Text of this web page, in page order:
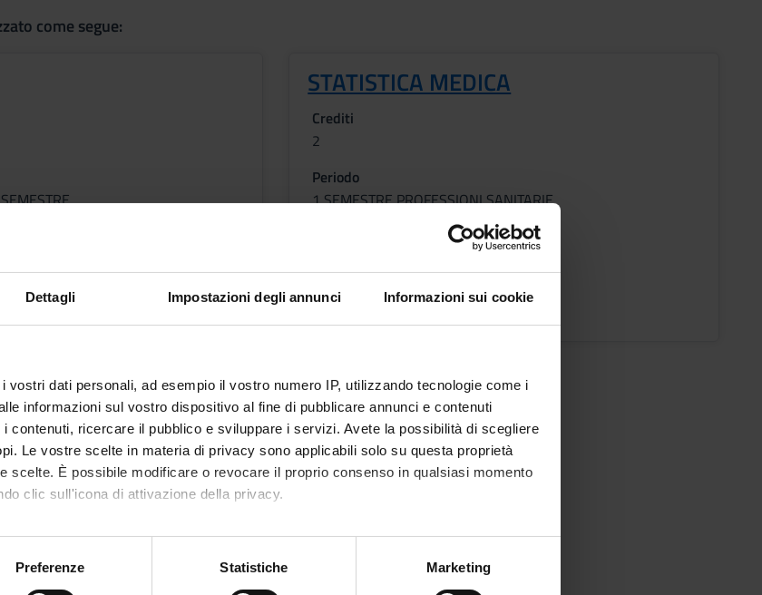
Dettagli Impostazioni degli annunci Informazioni sui cookie
vostri dati personali, ad esempio il vostro numero IP, utilizzando tecnologie come i
informazioni sul vostro dispositivo al fine di pubblicare annunci e contenuti
contenuti, ricercare il pubblico e sviluppare i servizi. Avete la possibilità di scegliere
Le vostre scelte in materia di privacy sono applicabili solo su questa proprietà
scelte. È possibile modificare o revocare il proprio consenso in qualsiasi momento
clic sull'icona di attivazione della privacy.
posizione geografica, con un'approssimazione di qualche metro,
Preferenze Statistiche Marketing
come segue:
STATISTICA MEDICA
Crediti
2
Periodo
1 SEMESTRE PROFESSIONI SANITARIE
Orario Lezioni
SANITARIE